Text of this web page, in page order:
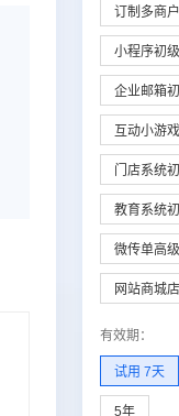
有效期 ：
试用 7天
5年